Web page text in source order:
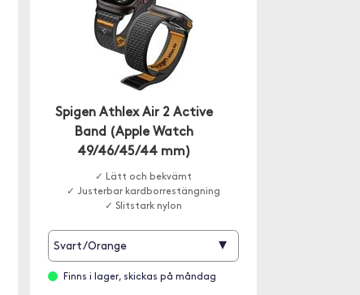
Spigen Athlex Air 2 Active
Band (Apple Watch
49/46/45/44 mm)
✓ Lätt och bekvämt
✓ Justerbar kardborrestängning
✓ Slitstark nylon
Svart/Orange ▾
Finns i lager, skickas på måndag